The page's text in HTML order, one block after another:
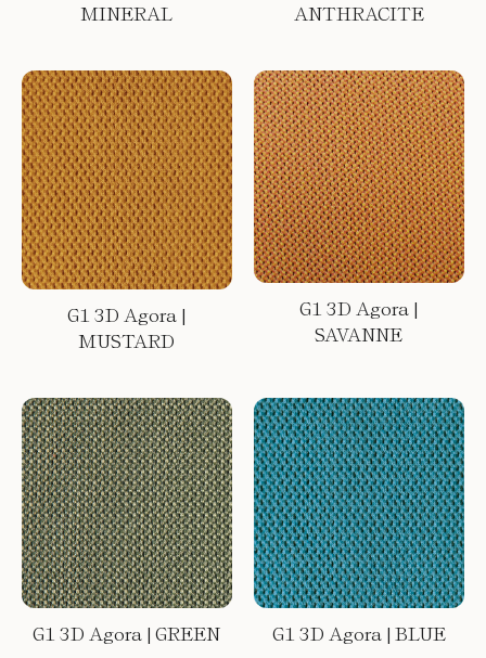
MINERAL
ANTHRACITE
G1 3D Agora |
MUSTARD
G1 3D Agora |
SAVANNE
G1 3D Agora | GREEN G1 3D Agora | BLUE